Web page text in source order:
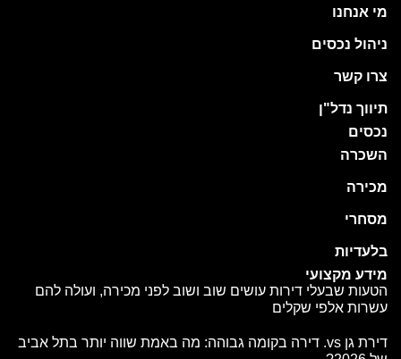
מי אנחנו
ניהול נכסים
צרו קשר
תיווך נדל"ן
נכסים
השכרה
מכירה
מסחרי
בלעדיות
מידע מקצועי
הטעות שבעלי דירות עושים שוב ושוב לפני מכירה, ועולה להם
עשרות אלפי שקלים
דירת גן vs. דירה בקומה גבוהה: מה באמת שווה יותר בתל אביב